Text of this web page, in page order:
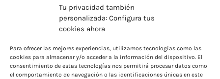
Tu privacidad también
personalizada: Configura tus
cookies ahora
Para ofrecer las mejores experiencias, utilizamos tecnologías como las
cookies para almacenar y/o acceder a la información del dispositivo. El
consentimiento de estas tecnologías nos permitirá procesar datos como
el comportamiento de navegación o las identificaciones únicas en este
ENVÍOS ECONÓMICOS
Para Península, resto consultar